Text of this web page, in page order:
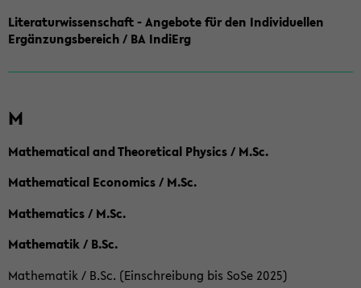
Literaturwissenschaft - Angebote für den Individuellen
Ergänzungsbereich / BA IndiErg
M
Mathematical and Theoretical Physics / M.Sc.
Mathematical Economics / M.Sc.
Mathematics / M.Sc.
Mathematik / B.Sc.
Mathematik / B.Sc. (Einschreibung bis SoSe 2025)